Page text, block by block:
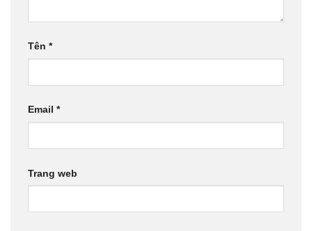
Tên *
Email *
Trang web